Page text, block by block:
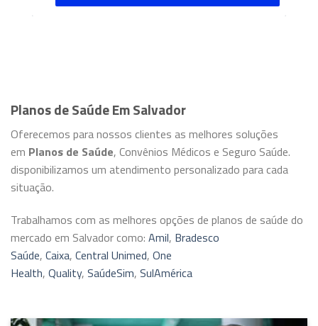
Planos de Saúde Em Salvador
Oferecemos para nossos clientes as melhores soluções
em Planos de Saúde, Convênios Médicos e Seguro Saúde.
disponibilizamos um atendimento personalizado para cada
situação.
Trabalhamos com as melhores opções de planos de saúde do
mercado em Salvador como: Amil, Bradesco
Saúde, Caixa, Central Unimed, One
Health, Quality, SaúdeSim, SulAmérica